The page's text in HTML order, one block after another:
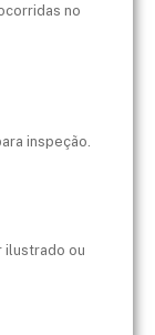
no
inspeção.
ilustrado ou